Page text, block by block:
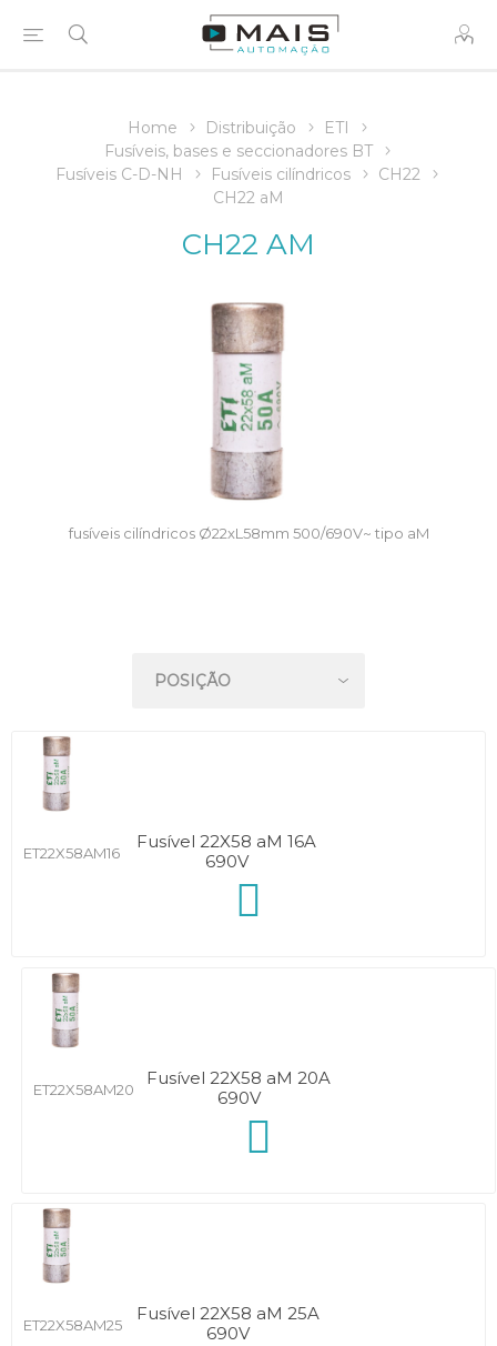
Home Distribuição
ETI
Fusíveis, bases e seccionadores BT
Fusíveis C-D-NH
Fusíveis cilíndricos
CH22
CH22 aM
CH22 AM
fusíveis cilíndricos Ø22xL58mm 500/690V~ tipo aM
ET22X58AM16
Fusível 22X58 aM 16A
690V
ET22X58AM20
Fusível 22X58 aM 20A
690V
ET22X58AM25
Fusível 22X58 aM 25A
690V